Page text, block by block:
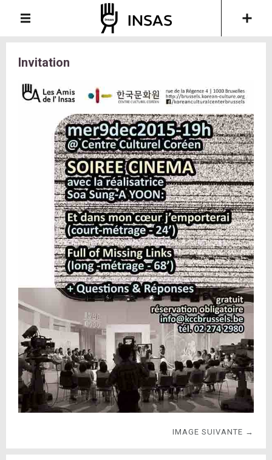
Invitation
IMAGE SUIVANTE →